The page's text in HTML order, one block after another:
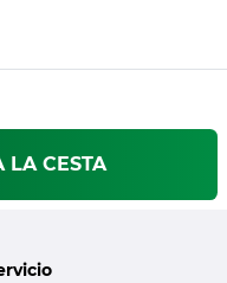
LA CESTA